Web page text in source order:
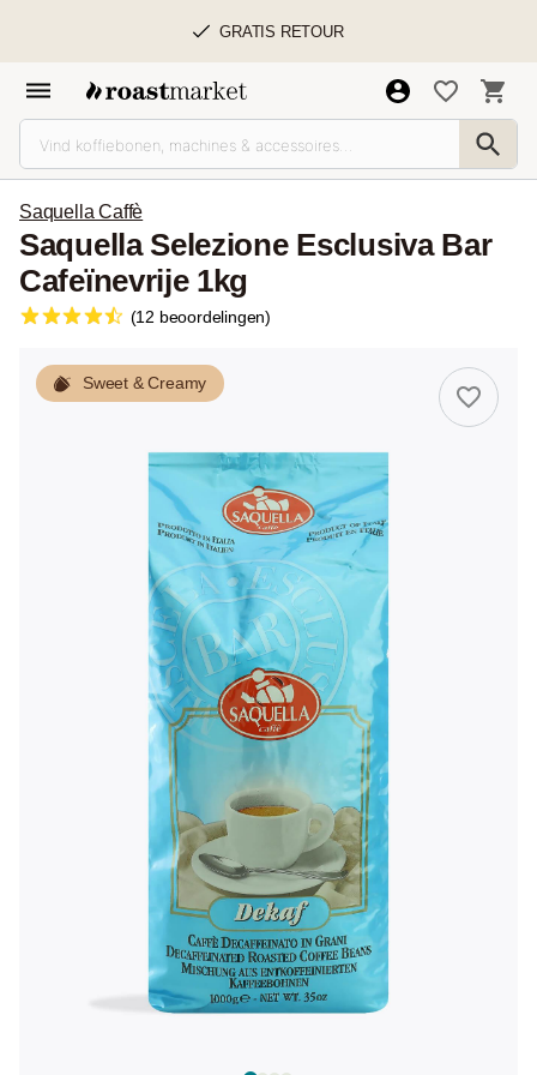
GRATIS RETOUR
Saquella Caffè
Saquella Selezione Esclusiva Bar
Cafeïnevrije 1kg
(12 beoordelingen)
Sweet & Creamy